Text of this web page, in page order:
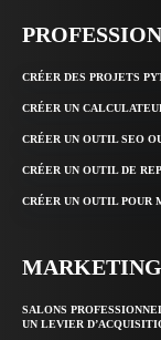
CRÉER DES PROJETS
CRÉER UN
CRÉER UN OUTIL SEO
CRÉER UN OUTIL DE
CRÉER UN OUTIL POUR
MARKETING
SALONS
UN LEVIER